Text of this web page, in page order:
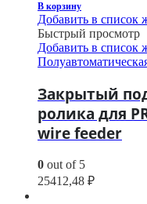
В корзину
Добавить в список
Быстрый просмотр
Добавить в список
Закрытый
ролика для
wire feeder
0 out of 5
25412,48 ₽